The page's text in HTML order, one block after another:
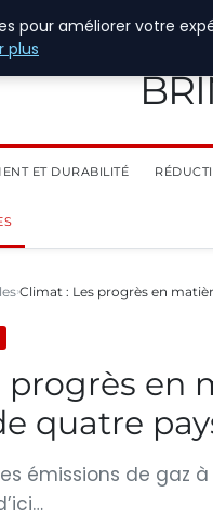
ET DURABILITÉ
Climat : Les progrès en
progrès en
quatre
émissions de gaz
pour améliorer votre
plus